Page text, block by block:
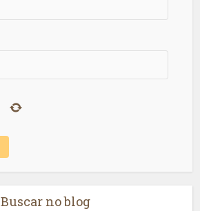
Buscar no blog